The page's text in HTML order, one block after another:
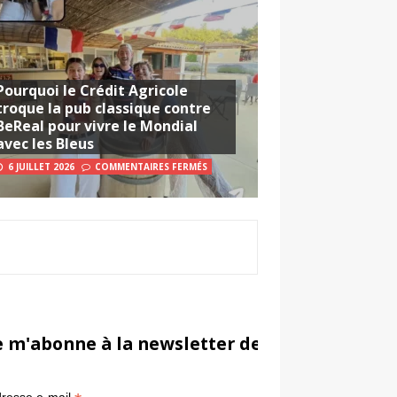
le Crédit Agricole
la pub classique contre
pour vivre le Mondial
les Bleus
6 JUILLET 2026 COMMENTAIRES FERMÉS
m'abonne à la newsletter de